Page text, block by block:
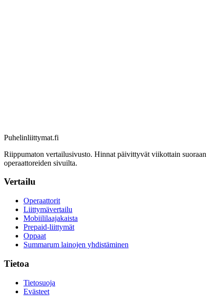
Puhelinliittymat.fi
Riippumaton vertailusivusto. Hinnat päivittyvät viikottain suoraan
operaattoreiden sivuilta.
Vertailu
Operaattorit
Liittymävertailu
Mobiililaajakaista
Prepaid-liittymät
Oppaat
Summarum lainojen yhdistäminen
Tietoa
Tietosuoja
Evästeet